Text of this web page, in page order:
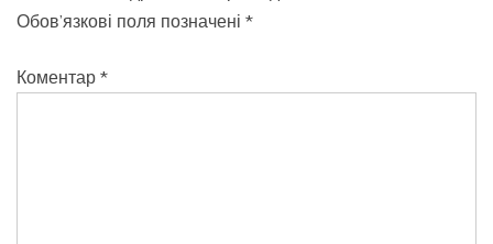
Обов’язкові поля позначені *
Коментар *